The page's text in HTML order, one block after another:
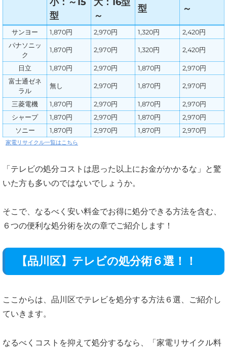
型
～
型
～
サンヨー 1,870円 2,970円 1,320円
2,420円
パナソニッ
ク
1,870円 2,970円 1,320円 2,420円
日立 1,870円 2,970円 1,870円
2,970円
富士通ゼネ
ラル
無し 2,970円 1,870円 2,970円
三菱電機 1,870円 2,970円 1,870円
2,970円
シャープ
1,870円 2,970円 1,870円
2,970円
ソニー
1,870円 2,970円 1,870円 2,970円
家電リサイクル一覧はこちら
「テレビの処分コストは思った以上にお金がかかるな」と驚
いた方も多いのではないでしょうか。
そこで、なるべく安い料金でお得に処分できる方法を含む、
６つの便利な処分術を次の章でご紹介します！
【品川区】テレビの処分術６選！！
ここからは、品川区でテレビを処分する方法６選、ご紹介し
ていきます。
なるべくコストを抑えて処分するなら、「家電リサイクル料